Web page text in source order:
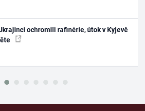
ochromili rafinérie, útok v Kyjevě